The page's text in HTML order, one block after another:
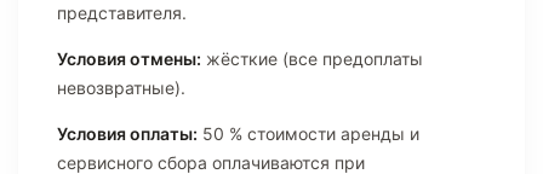
представителя.
Условия отмены: жёсткие (все предоплаты
невозвратные).
Условия оплаты: 50 % стоимости аренды и
сервисного сбора оплачиваются при